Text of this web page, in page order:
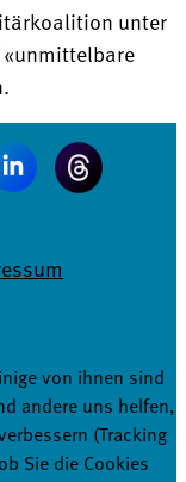
unter
von ihnen sind
andere uns helfen,
(Tracking
Sie die Cookies